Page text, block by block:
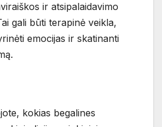
ir atsipalaidavimo
gali būti terapinė veikla,
emocijas ir skatinanti
kokias begalines